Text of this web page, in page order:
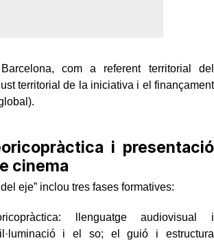
com a referent territorial del
territorial de la iniciativa i el finançament
i presentació
cinema
eje” inclou tres fases formatives:
llenguatge audiovisual i
i el so; el guió i estructura